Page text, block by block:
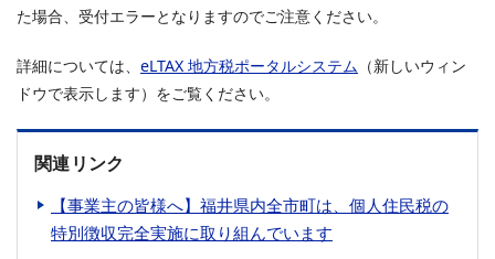
た場合、受付エラーとなりますのでご注意ください。
詳細については、 eLTAX 地方税ポータルシステム （新しいウィン
ドウで表示します）をご覧ください。
関連リンク
【事業主の皆様へ】福井県内全市町は、個人住民税の
特別徴収完全実施に取り組んでいます